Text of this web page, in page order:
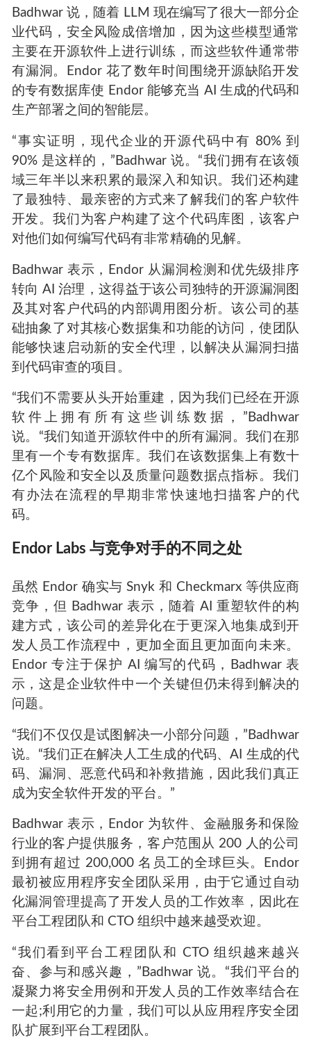
Badhwar 说，随着 LLM 现在编写了很大一部分企
业代码，安全风险成倍增加，因为这些模型通常
主要在开源软件上进行训练，而这些软件通常带
有漏洞。Endor 花了数年时间围绕开源缺陷开发
的专有数据库使 Endor 能够充当 AI 生成的代码和
生产部署之间的智能层。
“事实证明，现代企业的开源代码中有 80% 到
90% 是这样的，”Badhwar 说。“我们拥有在该领
域三年半以来积累的最深入和知识。我们还构建
了最独特、最亲密的方式来了解我们的客户软件
开发。我们为客户构建了这个代码库图，该客户
对他们如何编写代码有非常精确的见解。
Badhwar 表示，Endor 从漏洞检测和优先级排序
转向 AI 治理，这得益于该公司独特的开源漏洞图
及其对客户代码的内部调用图分析。该公司的基
础抽象了对其核心数据集和功能的访问，使团队
能够快速启动新的安全代理，以解决从漏洞扫描
到代码审查的项目。
“我们不需要从头开始重建，因为我们已经在开源
软件上拥有所有这些训练数据，”Badhwar
说。“我们知道开源软件中的所有漏洞。我们在那
里有一个专有数据库。我们在该数据集上有数十
亿个风险和安全以及质量问题数据点指标。我们
有办法在流程的早期非常快速地扫描客户的代
码。
Endor Labs 与竞争对手的不同之处
虽然 Endor 确实与 Snyk 和 Checkmarx 等供应商
竞争，但 Badhwar 表示，随着 AI 重塑软件的构
建方式，该公司的差异化在于更深入地集成到开
发人员工作流程中，更加全面且更加面向未来。
Endor 专注于保护 AI 编写的代码，Badhwar 表
示，这是企业软件中一个关键但仍未得到解决的
问题。
“我们不仅仅是试图解决一小部分问题，”Badhwar
说。“我们正在解决人工生成的代码、AI 生成的代
码、漏洞、恶意代码和补救措施，因此我们真正
成为安全软件开发的平台。”
Badhwar 表示，Endor 为软件、金融服务和保险
行业的客户提供服务，客户范围从 200 人的公司
到拥有超过 200,000 名员工的全球巨头。Endor
最初被应用程序安全团队采用，由于它通过自动
化漏洞管理提高了开发人员的工作效率，因此在
平台工程团队和 CTO 组织中越来越受欢迎。
“我们看到平台工程团队和 CTO 组织越来越兴
奋、参与和感兴趣，”Badhwar 说。“我们平台的
凝聚力将安全用例和开发人员的工作效率结合在
一起;利用它的力量，我们可以从应用程序安全团
队扩展到平台工程团队。